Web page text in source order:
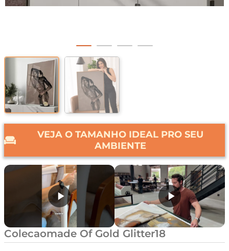
VEJA O TAMANHO IDEAL PRO SEU
AMBIENTE
Colecaomade Of Gold Glitter18